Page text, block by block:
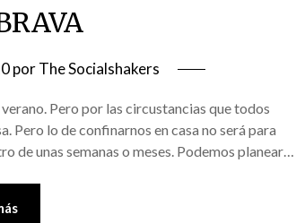
porThe Socialshakers
Pero por las circustancias que todos
Pero lo de confinarnos en casa no será para
de unas semanas o meses. Podemos planear…